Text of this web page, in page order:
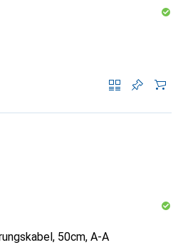
50cm, A-A